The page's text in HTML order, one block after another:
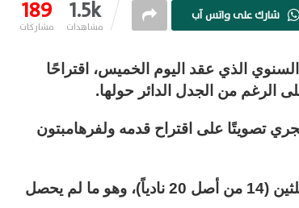
189
مشاركات 1.5k
مشاهدات
شارك على واتس آب
الذي عقد اليوم الخميس، اقتراحًا
تصويتًا على اقتراح قدمه ولفرهامبتون
وعادة يتطلب تمرير أي اقتراح لتغيير القواعد أغلبية الثلثين (14 من أصل 20 نادياً)، وهو ما لم يحصل